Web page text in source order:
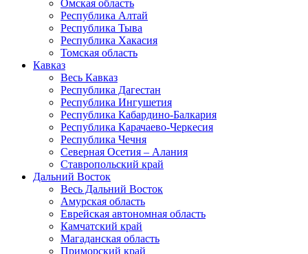
Омская область
Республика Алтай
Республика Тыва
Республика Хакасия
Томская область
Кавказ
Весь Кавказ
Республика Дагестан
Республика Ингушетия
Республика Кабардино-Балкария
Республика Карачаево-Черкесия
Республика Чечня
Северная Осетия – Алания
Ставропольский край
Дальний Восток
Весь Дальний Восток
Амурская область
Еврейская автономная область
Камчатский край
Магаданская область
Приморский край